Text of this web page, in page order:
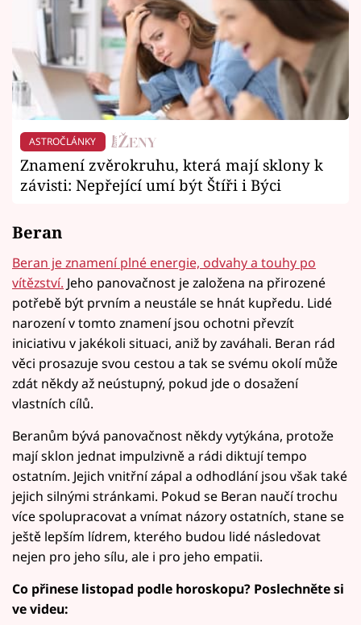
ASTROČLÁNKY
Znamení zvěrokruhu, která mají sklony k
závisti: Nepřející umí být Štíři i Býci
Beran
Beran je znamení plné energie, odvahy a touhy po
vítězství. Jeho panovačnost je založena na přirozené
potřebě být prvním a neustále se hnát kupředu. Lidé
narození v tomto znamení jsou ochotni převzít
iniciativu v jakékoli situaci, aniž by zaváhali. Beran rád
věci prosazuje svou cestou a tak se svému okolí může
zdát někdy až neústupný, pokud jde o dosažení
vlastních cílů.
Beranům bývá panovačnost někdy vytýkána, protože
mají sklon jednat impulzivně a rádi diktují tempo
ostatním. Jejich vnitřní zápal a odhodlání jsou však také
jejich silnými stránkami. Pokud se Beran naučí trochu
více spolupracovat a vnímat názory ostatních, stane se
ještě lepším lídrem, kterého budou lidé následovat
nejen pro jeho sílu, ale i pro jeho empatii.
Co přinese listopad podle horoskopu? Poslechněte si
ve videu: